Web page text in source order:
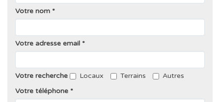
Votre nom
Votre adresse email
Votre recherche Locaux Terrains
Autres
Votre téléphone